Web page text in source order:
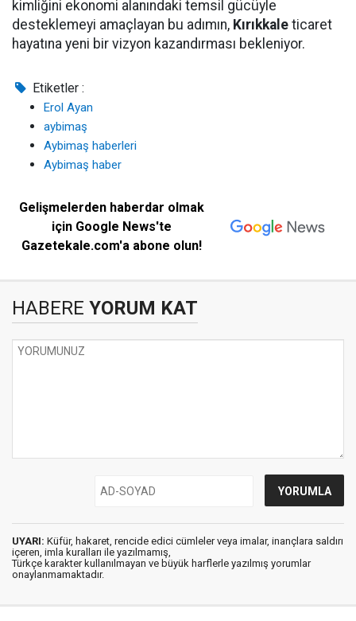
kimliğini ekonomi alanındaki temsil gücüyle
desteklemeyi amaçlayan bu adımın, Kırıkkale ticaret
hayatına yeni bir vizyon kazandırması bekleniyor.
Etiketler :
Erol Ayan
aybimaş
Aybimaş haberleri
Aybimaş haber
Gelişmelerden haberdar olmak
için Google News'te
Gazetekale.com'a abone olun!
HABERE YORUM KAT
UYARI: Küfür, hakaret, rencide edici cümleler veya imalar, inançlara saldırı
içeren, imla kuralları ile yazılmamış,
Türkçe karakter kullanılmayan ve büyük harflerle yazılmış yorumlar
onaylanmamaktadır.